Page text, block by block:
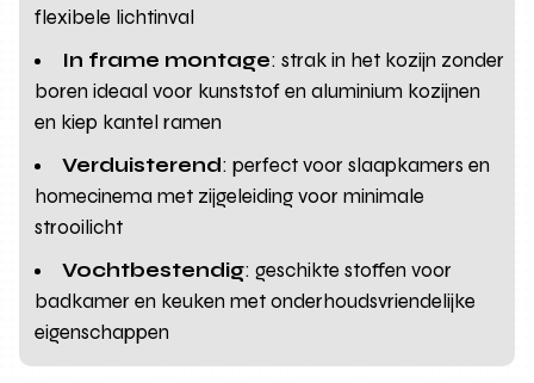
flexibele lichtinval
In frame montage: strak in het kozijn zonder
boren ideaal voor kunststof en aluminium kozijnen
en kiep kantel ramen
Verduisterend: perfect voor slaapkamers en
homecinema met zijgeleiding voor minimale
strooilicht
Vochtbestendig: geschikte stoffen voor
badkamer en keuken met onderhoudsvriendelijke
eigenschappen